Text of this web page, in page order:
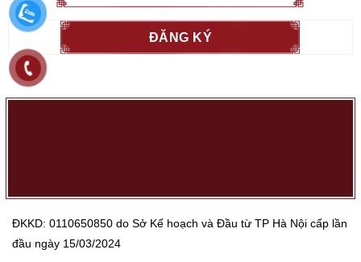
ĐKKD: 0110650850 do Sở Kế hoạch và Đầu từ TP Hà Nội cấp lần
đầu ngày 15/03/2024